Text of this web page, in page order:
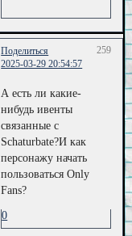
Поделиться
259
2025-03-29 20:54:57
А есть ли какие-
нибудь ивенты
связанные с
Schaturbate?И как
персонажу начать
пользоваться Only
Fans?
0